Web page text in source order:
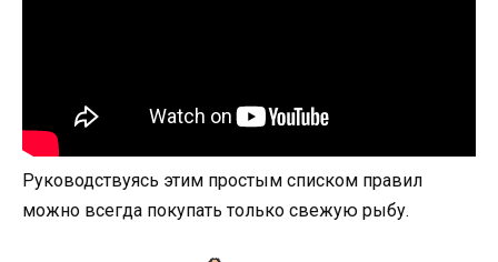
Руководствуясь этим простым списком правил
можно всегда покупать только свежую рыбу.